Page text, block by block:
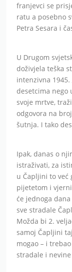
franjevci se
ratu a posebno
Petra Sesara i
U Drugom
doživjela teška
intenzivna
desetcima nego
svoje mrtve,
odgovora na
šutnja. I tako
Ipak, danas o
istraživati, za
u Čapljini to
pijetetom i
će jednoga dana
sve stradale
Možda bi 2.
samoj Čapljini
mogao – i
stradale i